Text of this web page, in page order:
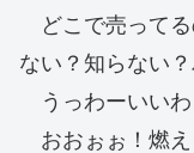
どこで売ってる
ない？知らない
うっわーいいわ
おおぉぉ！燃え